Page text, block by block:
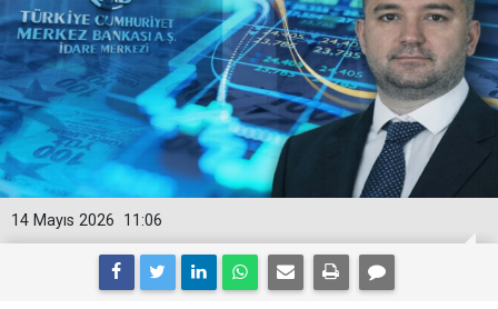
11:06
14 Mayıs 2026